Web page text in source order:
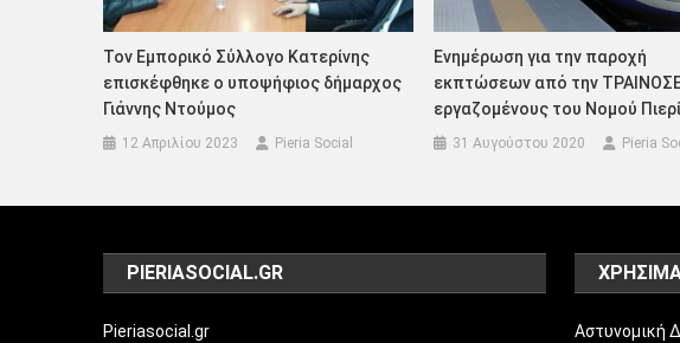
Τον Εμπορικό Σύλλογο Κατερίνης
επισκέφθηκε ο υποψήφιος δήμαρχος
Γιάννης Ντούμος
12 Απριλίου 2023 Pieria Social
Ενημέρωση για την παροχή
εκπτώσεων από την
εργαζομένους του Νομού
31 Αυγούστου 2020 Pieria
PIERIASOCIAL.GR
Pieriasocial.gr
Αστυνομική